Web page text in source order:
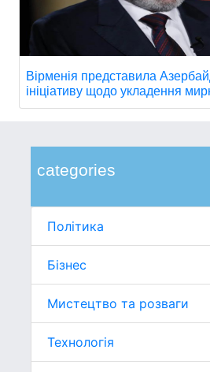
categories
Політика
Бізнес
Мистецтво та розваги
Технологія
Вірменія представила
ініціативу щодо укладення